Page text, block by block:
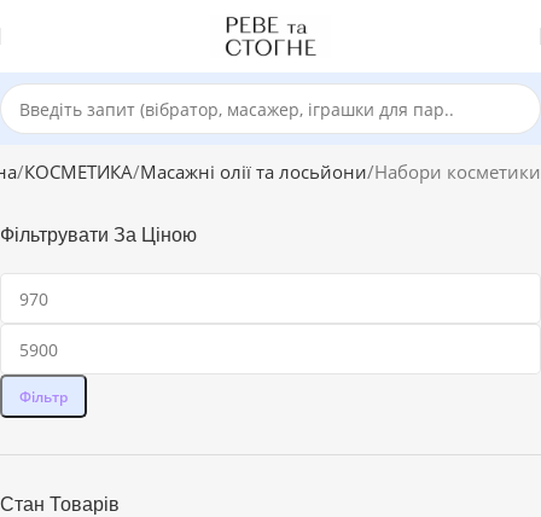
КОСМЕТИКА Масажні олії та лосьйони Набори косметики
Фільтрувати За Ціною
Фільтр
Стан Товарів